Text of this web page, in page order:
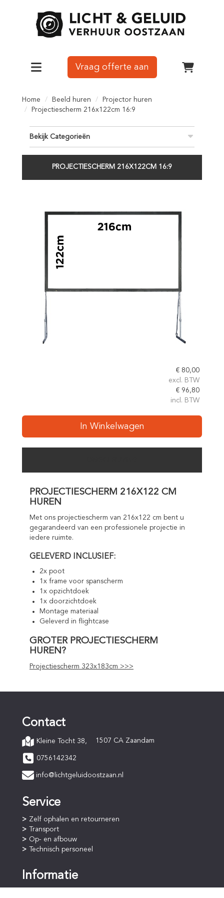
Toggle navigation
Vraag offerte aan
Home Beeld huren
Projector huren
Projectiescherm 216x122cm 16:9
Bekijk Categorieën
PROJECTIESCHERM 216X122CM 16:9
€ 80,00
excl. BTW
€ 96,80
incl. BTW
In Winkelwagen
PROJECTIESCHERM 216X122 CM
HUREN
Met ons projectiescherm van 216x122 cm bent u
gegarandeerd van een professionele projectie in
iedere ruimte.
GELEVERD INCLUSIEF:
2x poot
1x frame voor spanscherm
1x opzichtdoek
1x doorzichtdoek
Montage materiaal
Geleverd in flightcase
GROTER PROJECTIESCHERM
HUREN?
Projectiescherm 323x183cm >>>
Contact
Kleine Tocht 38, 1507 CA Zaandam
0756142342
info@lichtgeluidoostzaan.nl
Service
Zelf ophalen en retourneren
Transport
Op- en afbouw
Technisch personeel
Informatie